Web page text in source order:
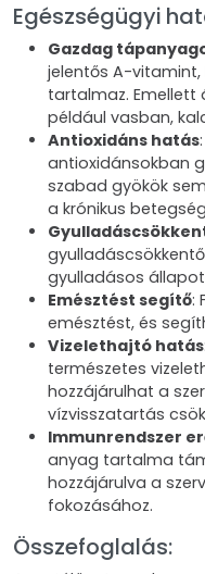
Egészségügyi
Gazdag
jelentős A-
tartalmaz. Emellett
például vasban,
Antioxidáns hatás
antioxidánsokban
szabad gyökök
a krónikus
gyulladásos
Emésztést segítő:
emésztést, és
Vizelethajtó hatás
természetes
hozzájárulhat a
vízvisszatartás
Immunrendszer
anyag tartalma
hozzájárulva a
fokozásához.
Összefoglalás: